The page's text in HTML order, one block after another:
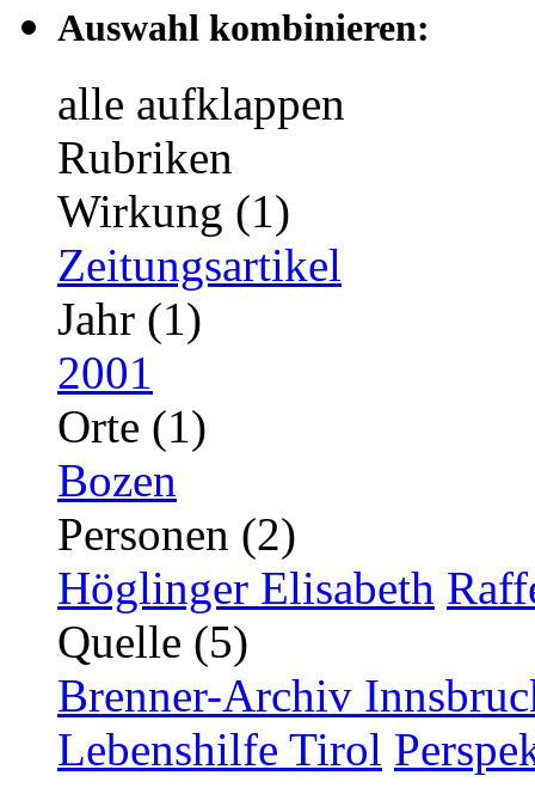
Auswahl kombinieren:
alle aufklappen
Rubriken
Wirkung (1)
Zeitungsartikel
Jahr (1)
2001
Orte (1)
Bozen
Personen (2)
Höglinger Elisabeth
Quelle (5)
Brenner-Archiv
Lebenshilfe Tirol